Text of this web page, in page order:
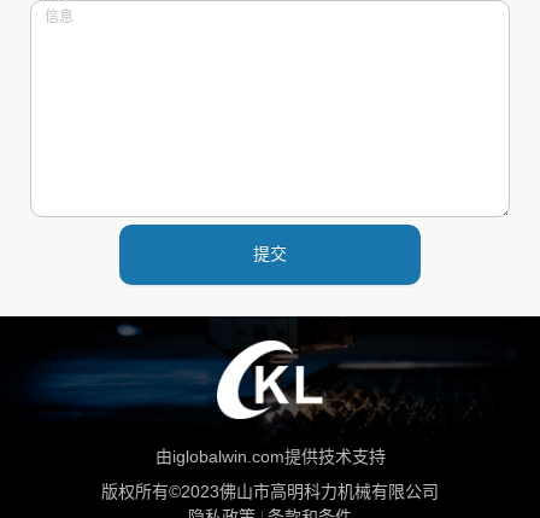
提交
由iglobalwin.com提供技术支持
版权所有©2023佛山市高明科力机械有限公司